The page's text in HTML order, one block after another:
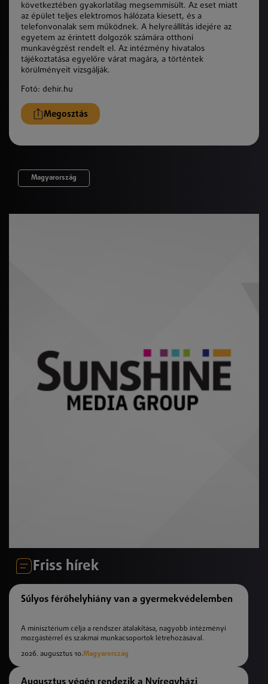
következtében gyakorlatilag megsemmisült. Az eset miatt
az épület teljes elektromos hálózata kiesett, és a
telefonvonalak sem működnek. A helyreállítás idejére az
egyetem az érintett dolgozók számára otthoni
munkavégzést rendelt el. Az intézmény hivatalos
tájékoztatása egyelőre várat magára, a történtek
körülményeit vizsgálják.
Fotó: dehir.hu
Megosztás
Magyarország
Friss hírek
Súlyos férőhelyhiány van a gyermekvédelemben
A minisztérium célja a rendszer átalakítása, nagyobb intézményi
mozgástérrel és szakmai munkacsoportok létrehozásával.
2026. augusztus 10.Magyarország
Augusztus végén rendezik a Nyíregyházi